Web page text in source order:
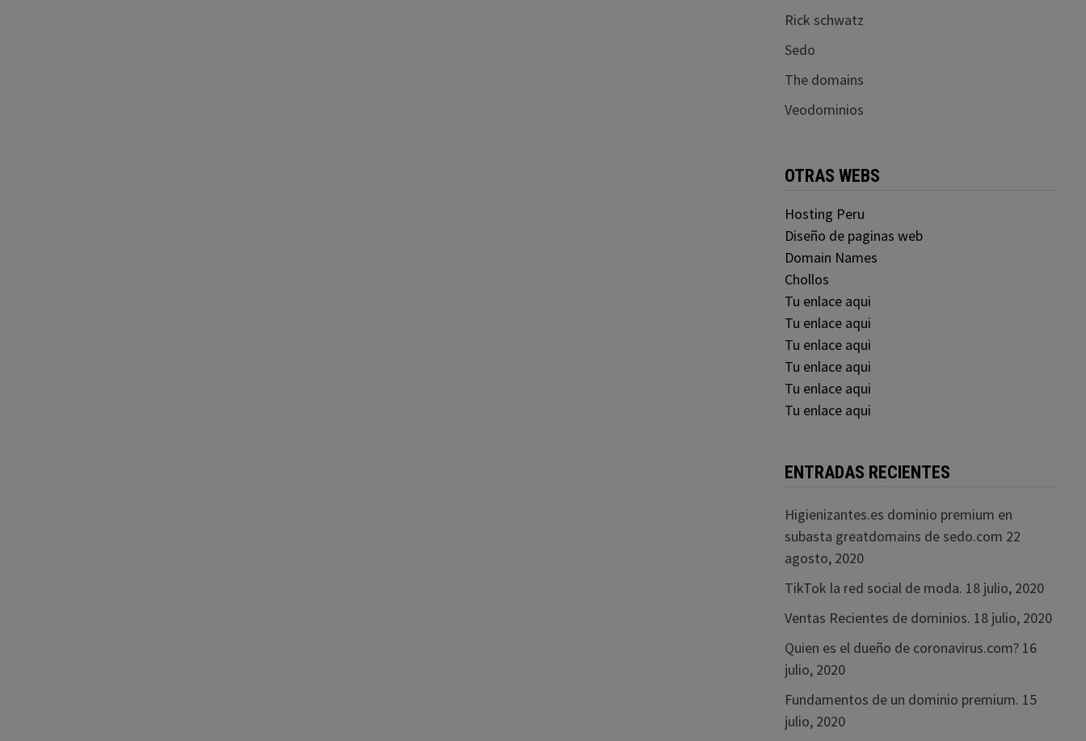
Rick schwatz
Sedo
The domains
Veodominios
OTRAS WEBS
Hosting Peru
Diseño de paginas web
Domain Names
Chollos
Tu enlace aqui
Tu enlace aqui
Tu enlace aqui
Tu enlace aqui
Tu enlace aqui
Tu enlace aqui
ENTRADAS RECIENTES
Higienizantes.es dominio premium en
subasta greatdomains de sedo.com 22
agosto, 2020
TikTok la red social de moda. 18 julio, 2020
Ventas Recientes de dominios. 18 julio, 2020
Quien es el dueño de coronavirus.com? 16
julio, 2020
Fundamentos de un dominio premium. 15
julio, 2020